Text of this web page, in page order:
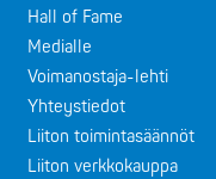
Hall of Fame
Medialle
Voimanostaja-lehti
Yhteystiedot
Liiton toimintasäännöt
Liiton verkkokauppa